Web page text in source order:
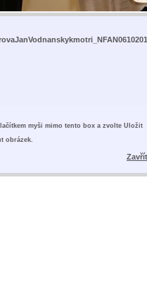
myši mimo tento box a zvolte Uložit
obrázek.